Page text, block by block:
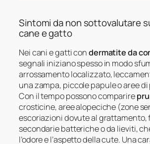
Sintomi da non sottovalutare
cane e gatto
Nei cani e gatti condermatite da
segnali iniziano spesso in modo
arrossamento localizzato,
una zampa, piccole papule o aree
Con il tempo possono comparire
crosticine, aree alopeciche (zone
escoriazioni dovute al grattamento,
secondarie batteriche o da lieviti,
l’odore e l’aspetto della cute. Una